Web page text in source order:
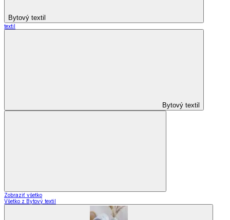
Bytový textil
textil
Bytový textil
Zobraziť všetko
Všetko z Bytový textil